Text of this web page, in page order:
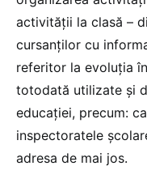
activității la clasă –
cursanților cu
referitor la evoluția
totodată utilizate și
educației, precum:
inspectoratele
adresa de mai jos.